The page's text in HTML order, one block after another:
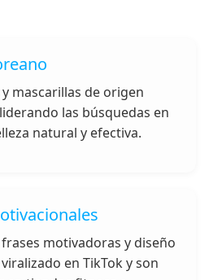
mascarillas de origen
las búsquedas en
natural y efectiva.
motivadoras y diseño
en TikTok y son